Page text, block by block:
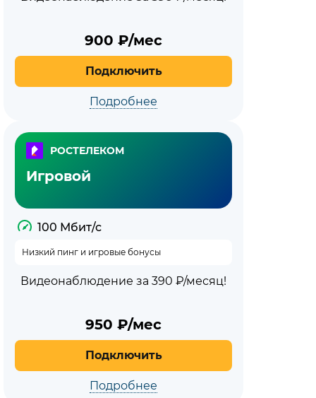
900 ₽/мес
Подключить
Подробнее
РОСТЕЛЕКОМ
Игровой
100 Мбит/с
Низкий пинг и игровые бонусы
Видеонаблюдение за 390 ₽/месяц!
950 ₽/мес
Подключить
Подробнее